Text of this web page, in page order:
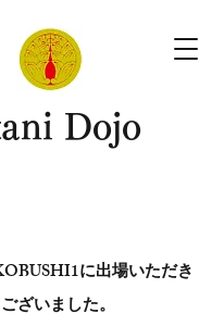
Dojo
に出場いただき
ざいました。